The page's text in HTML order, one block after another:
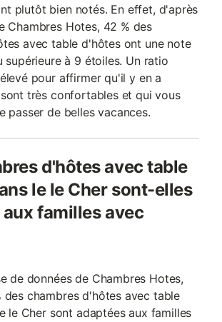
plutôt bien notés. En effet, d'après
Chambres Hotes, 42 % des
avec table d'hôtes ont une note
supérieure à 9 étoiles. Un ratio
pour affirmer qu'il y en a
très confortables et qui vous
passer de belles vacances.
d'hôtes avec table
le le Cher sont-elles
familles avec
de données de Chambres Hotes,
des chambres d'hôtes avec table
le Cher sont adaptées aux familles